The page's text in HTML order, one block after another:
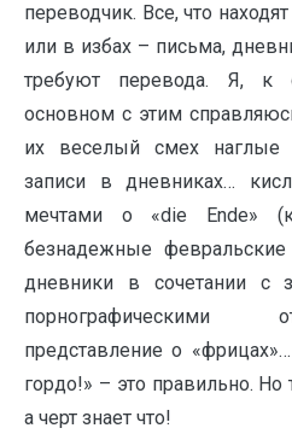
переводчик. Все, что
или в избах – письма,
требуют перевода. Я, к
основном с этим
их веселый смех наглые
записи в дневниках…
мечтами о «die Ende»
безнадежные
дневники в сочетании с
порнографическими
представление о
гордо!» – это правильно.
а черт знает что!